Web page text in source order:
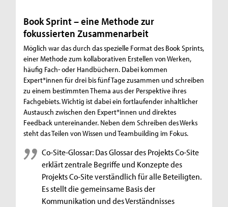
Book Sprint – eine Methode zur
fokussierten Zusammenarbeit
Möglich war das durch das spezielle Format des Book Sprints,
einer Methode zum kollaborativen Erstellen von Werken,
häufig Fach- oder Handbüchern. Dabei kommen
Expert*innen für drei bis fünf Tage zusammen und schreiben
zu einem bestimmten Thema aus der Perspektive ihres
Fachgebiets. Wichtig ist dabei ein fortlaufender inhaltlicher
Austausch zwischen den Expert*innen und direktes
Feedback untereinander. Neben dem Schreiben des Werks
steht das Teilen von Wissen und Teambuilding im Fokus.
Co-Site-Glossar: Das Glossar des Projekts Co-Site
erklärt zentrale Begriffe und Konzepte des
Projekts Co-Site verständlich für alle Beteiligten.
Es stellt die gemeinsame Basis der
Kommunikation und des Verständnisses